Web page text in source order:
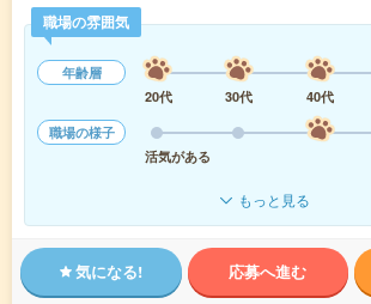
職場の雰囲気
年齢層
20代
30代 40代
職場の様子
活気がある
もっと見る
気になる! 応募へ進む